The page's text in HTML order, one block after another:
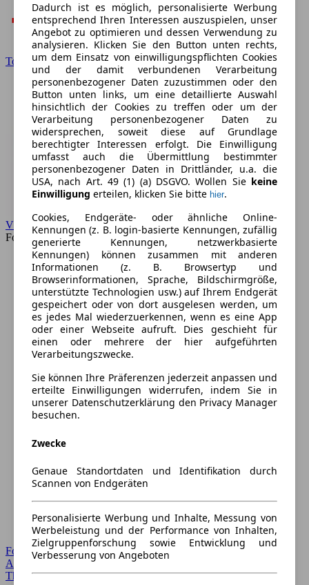
Toyota
VW
Forum
Forum Startseite
Alle Auto-Foren
Themen-Forum
Dadurch ist es möglich, personalisierte Werbung
entsprechend Ihren Interessen auszuspielen, unser
Angebot zu optimieren und dessen Verwendung zu
analysieren. Klicken Sie den Button unten rechts,
um dem Einsatz von einwilligungspflichten Cookies
und der damit verbundenen Verarbeitung
personenbezogener Daten zuzustimmen oder den
Button unten links, um eine detaillierte Auswahl
hinsichtlich der Cookies zu treffen oder um der
Verarbeitung personenbezogener Daten zu
widersprechen, soweit diese auf Grundlage
berechtigter Interessen erfolgt. Die Einwilligung
umfasst auch die Übermittlung bestimmter
personenbezogener Daten in Drittländer, u.a. die
USA, nach Art. 49 (1) (a) DSGVO. Wollen Sie keine
Einwilligung erteilen, klicken Sie bitte hier.
Cookies, Endgeräte- oder ähnliche Online-
Kennungen (z. B. login-basierte Kennungen, zufällig
generierte Kennungen, netzwerkbasierte
Kennungen) können zusammen mit anderen
Informationen (z. B. Browsertyp und
Browserinformationen, Sprache, Bildschirmgröße,
unterstützte Technologien usw.) auf Ihrem Endgerät
gespeichert oder von dort ausgelesen werden, um
es jedes Mal wiederzuerkennen, wenn es eine App
oder einer Webseite aufruft. Dies geschieht für
einen oder mehrere der hier aufgeführten
Verarbeitungszwecke.
Sie können Ihre Präferenzen jederzeit anpassen und
erteilte Einwilligungen widerrufen, indem Sie in
unserer Datenschutzerklärung den Privacy Manager
besuchen.
Zwecke
Genaue Standortdaten und Identifikation durch
Scannen von Endgeräten
Personalisierte Werbung und Inhalte, Messung von
Werbeleistung und der Performance von Inhalten,
Zielgruppenforschung sowie Entwicklung und
Verbesserung von Angeboten